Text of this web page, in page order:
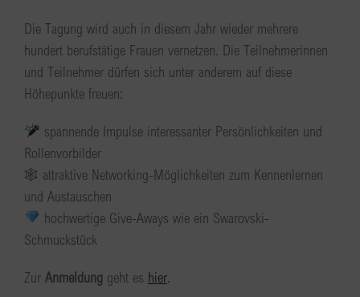
Die Tagung wird auch in diesem Jahr wieder mehrere
hundert berufstätige Frauen vernetzen. Die Teilnehmerinnen
und Teilnehmer dürfen sich unter anderem auf diese
Höhepunkte freuen:
spannende Impulse interessanter Persönlichkeiten und
Rollenvorbilder
🕸 attraktive Networking-Möglichkeiten zum Kennenlernen
und Austauschen
hochwertige Give-Aways wie ein Swarovski-
Schmuckstück
Zur Anmeldung geht es hier.